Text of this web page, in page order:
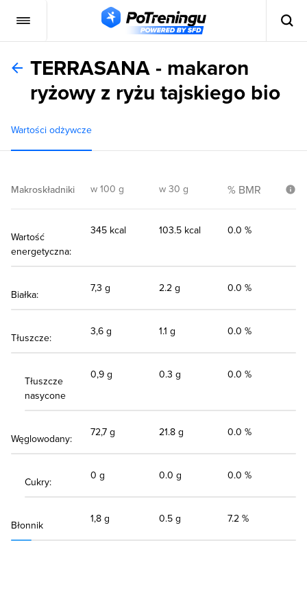
TERRASANA - makaron
ryżowy z ryżu tajskiego bio
Wartości odżywcze
Makroskładniki w 100 g w 30 g % BMR
Wartość
energetyczna:
345 kcal 103.5 kcal 0.0 %
Białka:
7,3 g 2.2 g 0.0 %
Tłuszcze:
3,6 g 1.1 g 0.0 %
Tłuszcze
nasycone
0,9 g 0.3 g 0.0 %
Węglowodany:
72,7 g 21.8 g 0.0 %
Cukry:
0 g 0.0 g 0.0 %
Błonnik
1,8 g 0.5 g 7.2 %